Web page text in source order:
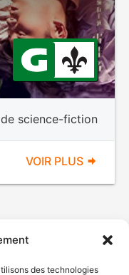
des technologies
science-fiction
VOIR PLUS